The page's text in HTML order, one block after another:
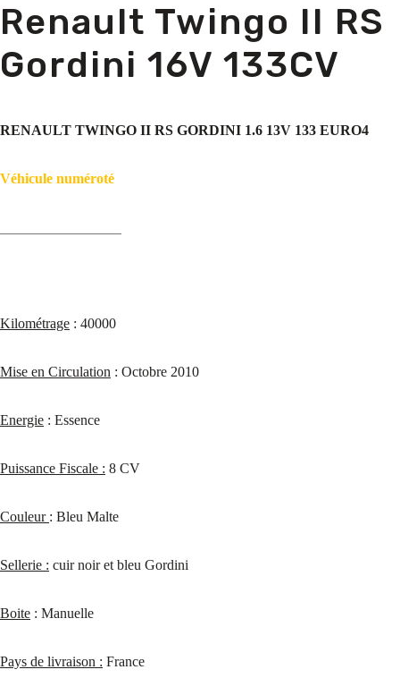
Renault Twingo II RS
Gordini 16V 133CV
RENAULT TWINGO II RS GORDINI 1.6 13V 133 EURO4
Véhicule numéroté
Kilométrage : 40000
Mise en Circulation : Octobre 2010
Energie : Essence
Puissance Fiscale : 8 CV
Couleur : Bleu Malte
Sellerie : cuir noir et bleu Gordini
Boite : Manuelle
Pays de livraison : France